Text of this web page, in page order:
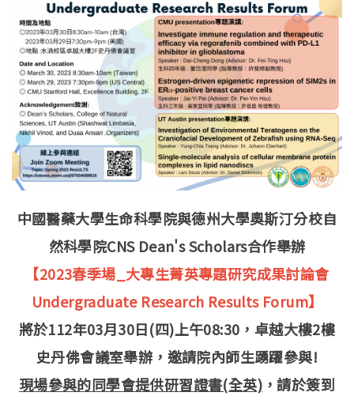
中國醫藥大學生命科學院與德州大學奧斯汀分校自
然科學院CNS Dean's Scholars合作舉辦
【2023春季場_大專生菁英專題研究成果討論會
Undergraduate Research Results Forum】
將於112年03月30日(四)上午08:30，卓越大樓2樓
史丹佛會議室舉辦，邀請院內師生踴躍參與!
現場參與的同學會提供研習證書(全英) ，請於簽到